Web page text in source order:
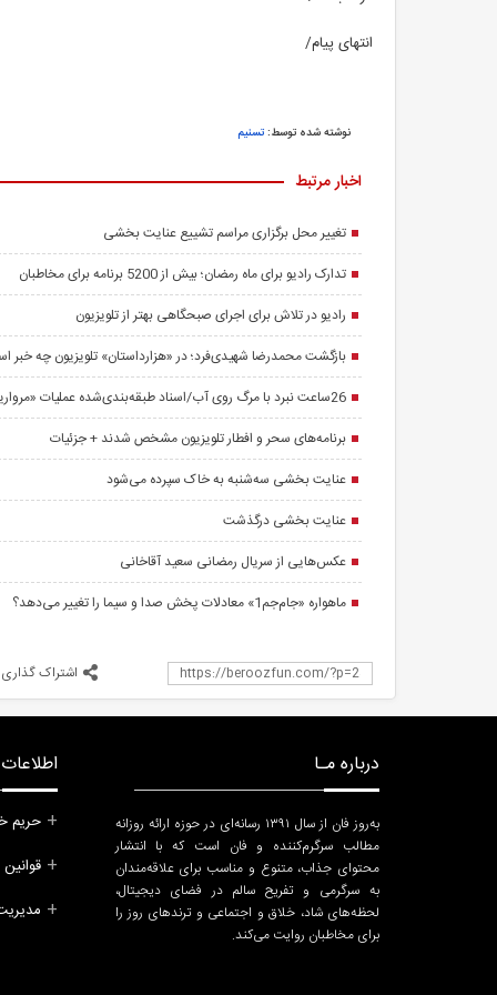
انتهای پیام/
نوشته شده توسط:تسنیم
اخبار مرتبط
تغییر محل برگزاری مراسم تشییع عنایت بخشی
تدارک رادیو برای ماه رمضان؛ بیش از 5200 برنامه برای مخاطبان
رادیو در تلاش برای اجرای صبحگاهی بهتر از تلویزیون
بازگشت محمدرضا شهیدی‌فرد؛ در «هزارداستان» تلویزیون چه خبر
26ساعت نبرد با مرگ روی آب/اسناد طبقه‌بندی‌شده عملیات «مروارید» افشا شد
برنامه‌های سحر و افطار تلویزیون مشخص شدند + جزئیات
عنایت بخشی سه‌شنبه به خاک سپرده می‌شود
عنایت بخشی درگذشت
عکس‌هایی از سریال رمضانی سعید آقاخانی
ماهواره «جام‌جم1» معادلات پخش صدا و سیما را تغییر می‌دهد؟
اشتراک گذاری
ایران گنبد جدید حرم امام حسین (ع) را با طلا ساخت
/ طلاهای گنبد از کجا تأمین شد؟
زمان ورود ناو
درباره مـا
به‌روز فان از سال ۱۳۹۱ رسانه‌ای در حوزه ارائه روزانه
مطالب سرگرم‌کننده و فان است که با انتشار
محتوای جذاب، متنوع و مناسب برای علاقه‌مندان
به سرگرمی و تفریح سالم در فضای دیجیتال،
لحظه‌های شاد، خلاق و اجتماعی و ترندهای روز را
برای مخاطبان روایت می‌کند.
حریم